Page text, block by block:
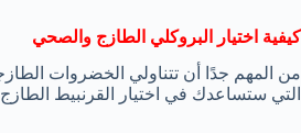
كيفية اختيار البروكلي الطازج والصحي
من المهم جدًا أن تتناولي الخضروات
التي ستساعدك في اختيار القرنبيط